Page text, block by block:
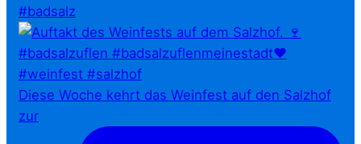
#badsalz
Diese Woche kehrt das Weinfest auf den Salzhof
zur